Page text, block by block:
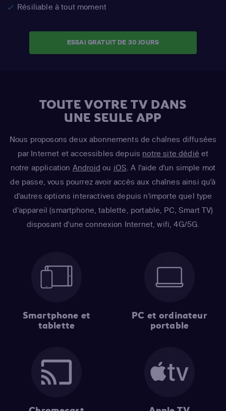
Résiliable à tout moment
ESSAI GRATUIT DE 30 JOURS
TOUTE VOTRE TV DANS
UNE SEULE APP
Nous proposons deux abonnements de chaînes diffusées
par Internet et accessibles depuis notre site dédié et
notre application Android ou iOS . A l'aide d'un simple mot
de passe, vous pourrez avoir accès aux chaînes ainsi qu'à
d'autres options interactives depuis n'importe quel type
d'appareil (smartphone, tablette, portable, PC, Smart TV)
disposant d'une connexion Internet, wifi, 4G/5G.
Smartphone et
tablette
PC et ordinateur
portable